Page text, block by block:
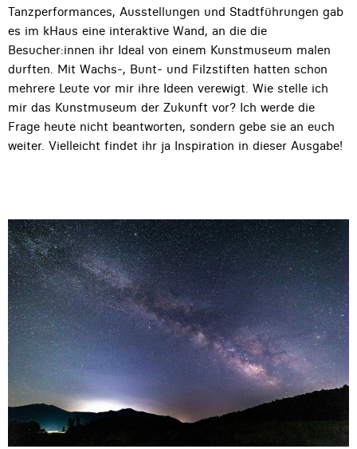
Tanzperformances, Ausstellungen und Stadtführungen gab
es im kHaus eine interaktive Wand, an die die
Besucher:innen ihr Ideal von einem Kunstmuseum malen
durften. Mit Wachs-, Bunt- und Filzstiften hatten schon
mehrere Leute vor mir ihre Ideen verewigt. Wie stelle ich
mir das Kunstmuseum der Zukunft vor? Ich werde die
Frage heute nicht beantworten, sondern gebe sie an euch
weiter. Vielleicht findet ihr ja Inspiration in dieser Ausgabe!